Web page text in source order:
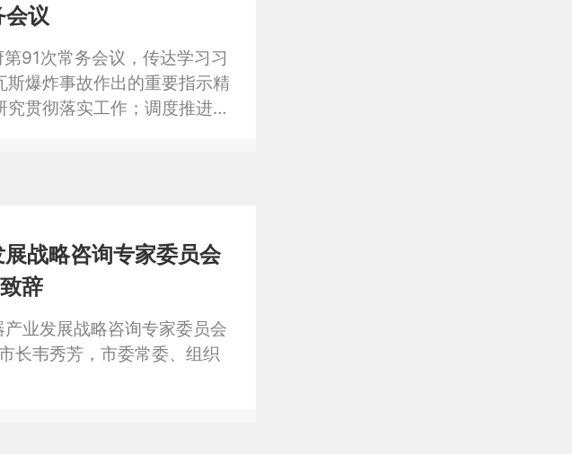
议
91次常务会议，传达学习习
爆炸事故作出的重要指示精
贯彻落实工作；调度推进大
战略咨询专家委员会
辞
业发展战略咨询专家委员会
长韦秀芳，市委常委、组织